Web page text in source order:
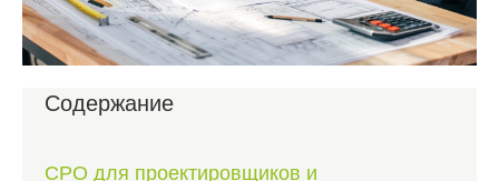
Содержание
СРО для проектировщиков и